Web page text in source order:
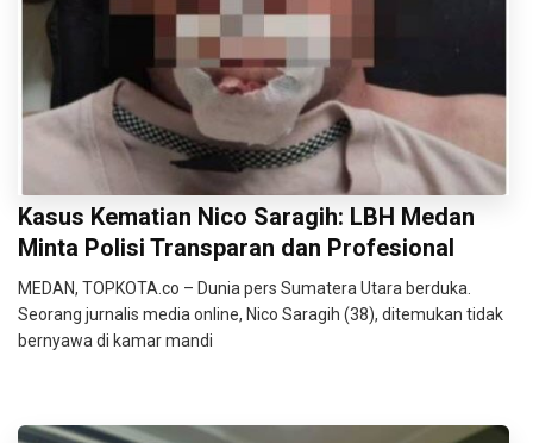
Kasus Kematian Nico Saragih: LBH Medan
Minta Polisi Transparan dan Profesional
MEDAN, TOPKOTA.co – Dunia pers Sumatera Utara berduka.
Seorang jurnalis media online, Nico Saragih (38), ditemukan tidak
bernyawa di kamar mandi